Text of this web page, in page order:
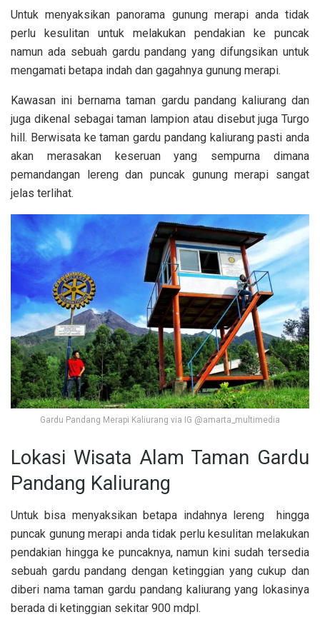
Untuk menyaksikan panorama gunung merapi anda tidak
perlu kesulitan untuk melakukan pendakian ke puncak
namun ada sebuah gardu pandang yang difungsikan untuk
mengamati betapa indah dan gagahnya gunung merapi.
Kawasan ini bernama taman gardu pandang kaliurang dan
juga dikenal sebagai taman lampion atau disebut juga Turgo
hill. Berwisata ke taman gardu pandang kaliurang pasti anda
akan merasakan keseruan yang sempurna dimana
pemandangan lereng dan puncak gunung merapi sangat
jelas terlihat.
Gardu Pandang Merapi Kaliurang via IG @amarta_multimedia
Lokasi Wisata Alam Taman Gardu
Pandang Kaliurang
Untuk bisa menyaksikan betapa indahnya lereng hingga
puncak gunung merapi anda tidak perlu kesulitan melakukan
pendakian hingga ke puncaknya, namun kini sudah tersedia
sebuah gardu pandang dengan ketinggian yang cukup dan
diberi nama taman gardu pandang kaliurang yang lokasinya
berada di ketinggian sekitar 900 mdpl.